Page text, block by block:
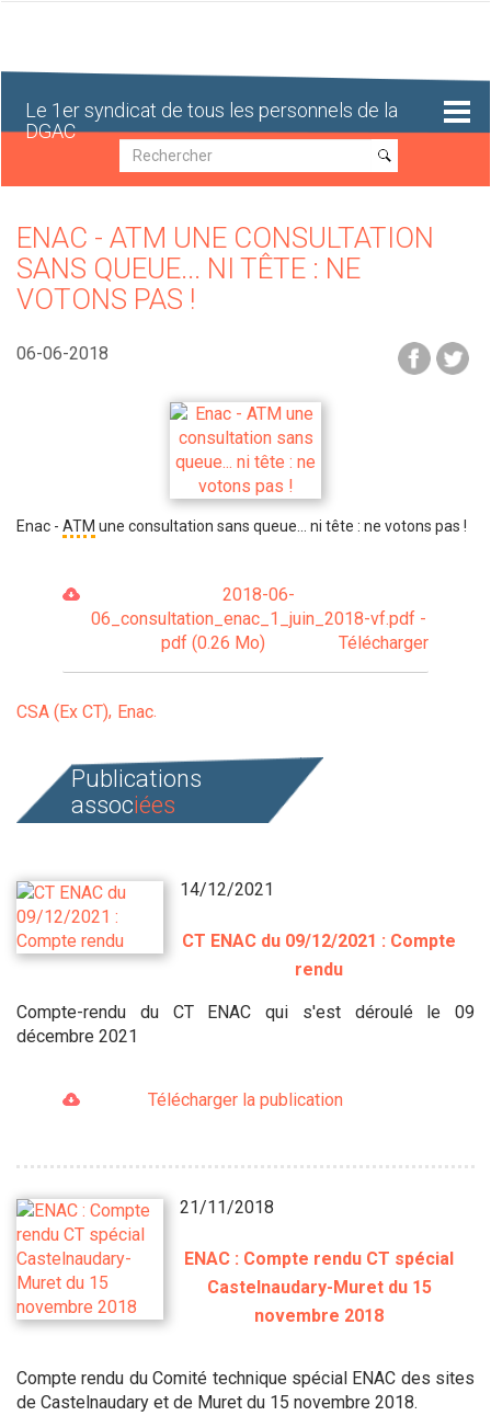
Le 1er syndicat de tous les personnels de la
DGAC
Recherche
Recherche
ENAC - ATM UNE CONSULTATION
SANS QUEUE... NI TÊTE : NE
VOTONS PAS !
06-06-2018
Enac - ATM une consultation sans queue... ni tête : ne votons pas !
2018-06-
06_consultation_enac_1_juin_2018-vf.pdf -
pdf (0.26 Mo)
Télécharger
CSA (Ex CT) Enac
Publications
associées
14/12/2021
CT ENAC du 09/12/2021 : Compte
rendu
Compte-rendu du CT ENAC qui s'est déroulé le 09
décembre 2021
Télécharger la publication
21/11/2018
ENAC : Compte rendu CT spécial
Castelnaudary-Muret du 15
novembre 2018
Compte rendu du Comité technique spécial ENAC des sites
de Castelnaudary et de Muret du 15 novembre 2018.